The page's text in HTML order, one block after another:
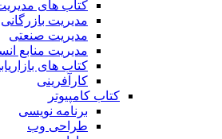
کتاب های
مدیریت بازرگانی
مدیریت صنعتی
مدیریت منابع
کتاب های
کارآفرینی
کتاب کامپیوتر
برنامه نویسی
طراحی وب